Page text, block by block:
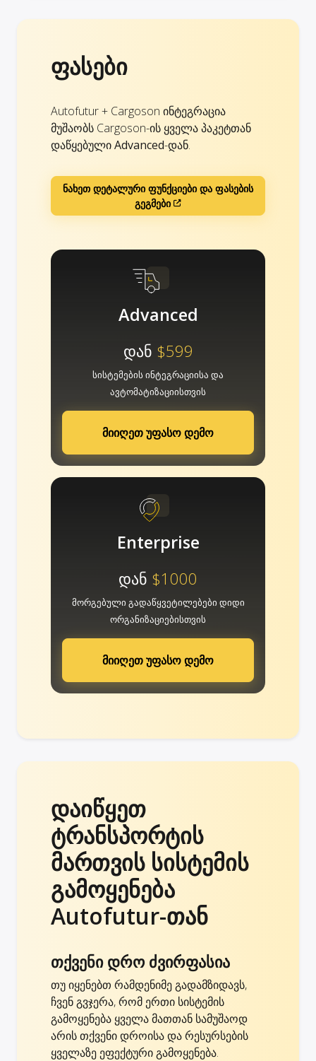
ფასები
Autofutur + Cargoson ინტეგრაცია
მუშაობს Cargoson-ის ყველა პაკეტთან
დაწყებულიAdvanced-დან.
ნახეთ დეტალური ფუნქციები და ფასების
გეგმები
Advanced
დან $599
სისტემების ინტეგრაციისა და
ავტომატიზაციისთვის
მიიღეთ უფასო დემო
Enterprise
დან $1000
მორგებული გადაწყვეტილებები დიდი
ორგანიზაციებისთვის
მიიღეთ უფასო დემო
დაიწყეთ
ტრანსპორტის
მართვის სისტემის
გამოყენება
Autofutur-თან
თქვენი დრო ძვირფასია
თუ იყენებთ რამდენიმე გადამზიდავს,
ჩვენ გვჯერა, რომ ერთი სისტემის
გამოყენება ყველა მათთან სამუშაოდ
არის თქვენი დროისა და რესურსების
ყველაზე ეფექტური გამოყენება.